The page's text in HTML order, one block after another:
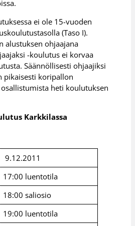
ei ole 15-vuoden
(Taso I).
alustuksen ohjaajana
-koulutus ei korvaa
Säännöllisesti ohjaajiksi
pikaisesti koripallon
heti koulutuksen
Karkkilassa
9.12.2011
17:00 luentotila
18:00 saliosio
19:00 luentotila